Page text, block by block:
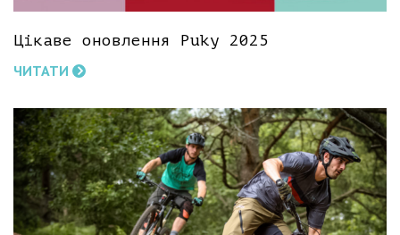
Цікаве оновлення Puky 2025
ЧИТАТИ